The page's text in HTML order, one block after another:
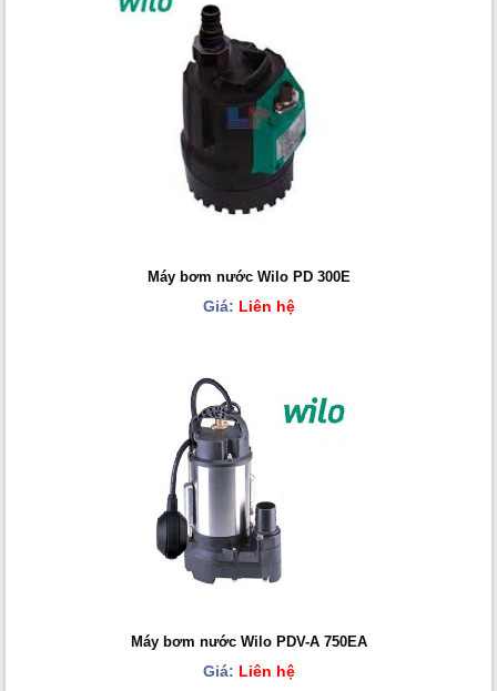
Máy bơm nước Wilo PD 300E
Giá: Liên hệ
Máy bơm nước Wilo PDV-A 750EA
Giá: Liên hệ